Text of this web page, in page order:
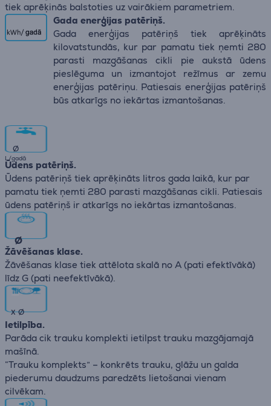
tiek aprēķinās balstoties uz vairākiem parametriem.
Gada enerģijas patēriņš.
Gada enerģijas patēriņš tiek aprēķināts
kilovatstundās, kur par pamatu tiek ņemti 280
parasti mazgāšanas cikli pie aukstā ūdens
pieslēguma un izmantojot režīmus ar zemu
enerģijas patēriņu. Patiesais enerģijas patēriņš
būs atkarīgs no iekārtas izmantošanas.
∅
L/gadā
Ūdens patēriņš.
Ūdens patēriņš tiek aprēķināts litros gada laikā, kur par
pamatu tiek ņemti 280 parasti mazgāšanas cikli. Patiesais
ūdens patēriņš ir atkarīgs no iekārtas izmantošanas.
∅
Žāvēšanas klase.
Žāvēšanas klase tiek attēlota skalā no А (pati efektīvākā)
līdz G (pati neefektīvākā).
x∅
Ietilpība.
Parāda cik trauku komplekti ietilpst trauku mazgājamajā
mašīnā.
“Trauku komplekts” – konkrēts trauku, glāžu un galda
piederumu daudzums paredzēts lietošanai vienam
cilvēkam.